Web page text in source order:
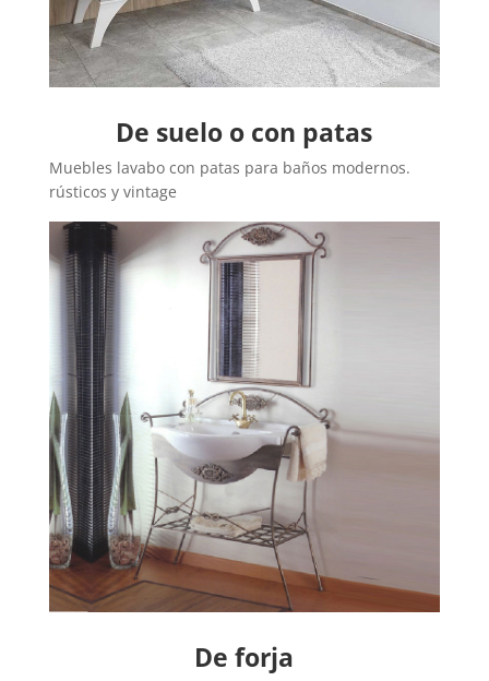
De suelo o con patas
Muebles lavabo con patas para baños modernos.
rústicos y vintage
De forja